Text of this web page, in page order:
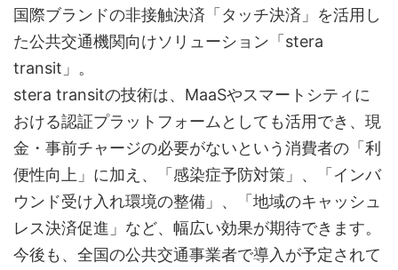
国際ブランドの非接触決済「タッチ決済」を活用し
た公共交通機関向けソリューション「stera
transit」。
stera transitの技術は、MaaSやスマートシティに
おける認証プラットフォームとしても活用でき、現
金・事前チャージの必要がないという消費者の「利
便性向上」に加え、「感染症予防対策」、「インバ
ウンド受け入れ環境の整備」、「地域のキャッシュ
レス決済促進」など、幅広い効果が期待できます。
今後も、全国の公共交通事業者で導入が予定されて